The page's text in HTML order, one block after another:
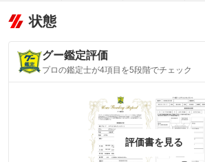
状態
グー鑑定評価
プロの鑑定士が4項目を5段階でチェック
評価書を見る